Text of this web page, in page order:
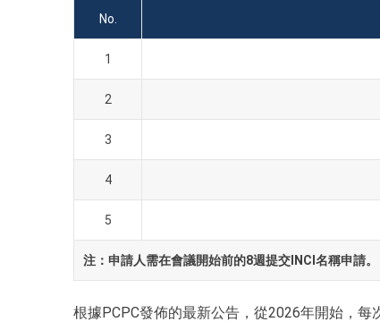
No.
1
2
3
4
5
注：申請人需在會議開始前的8週提交INCI名稱申請。
根據PCPC發佈的最新公告，從2026年開始，